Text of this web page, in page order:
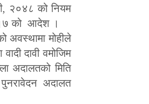
, २०४८ को नियम
को आदेश ।
अवस्थामा मोहीले
दावी वमोजिम
अदालतको मिति
अदालत